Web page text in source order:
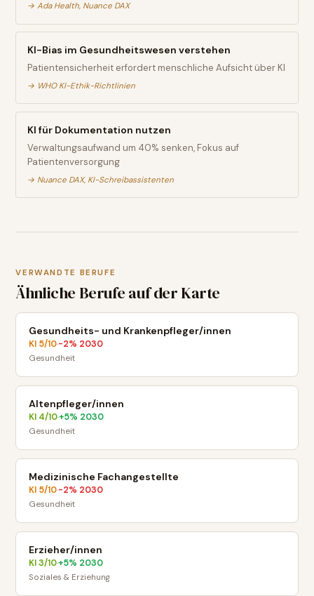
→Ada Health, Nuance DAX
KI-Bias im Gesundheitswesen verstehen
Patientensicherheit erfordert menschliche Aufsicht über KI
→ WHO KI-Ethik-Richtlinien
KI für Dokumentation nutzen
Verwaltungsaufwand um 40% senken, Fokus auf
Patientenversorgung
→ Nuance DAX, KI-Schreibassistenten
VERWANDTE BERUFE
Ähnliche Berufe auf der Karte
Gesundheits- und Krankenpfleger/innen
KI 5/10·-2% 2030
Gesundheit
Altenpfleger/innen
KI 4/10·+5% 2030
Gesundheit
Medizinische Fachangestellte
KI 5/10·-2% 2030
Gesundheit
Erzieher/innen
KI3/10·+5% 2030
Soziales & Erziehung